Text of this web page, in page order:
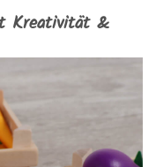
Kreativität &